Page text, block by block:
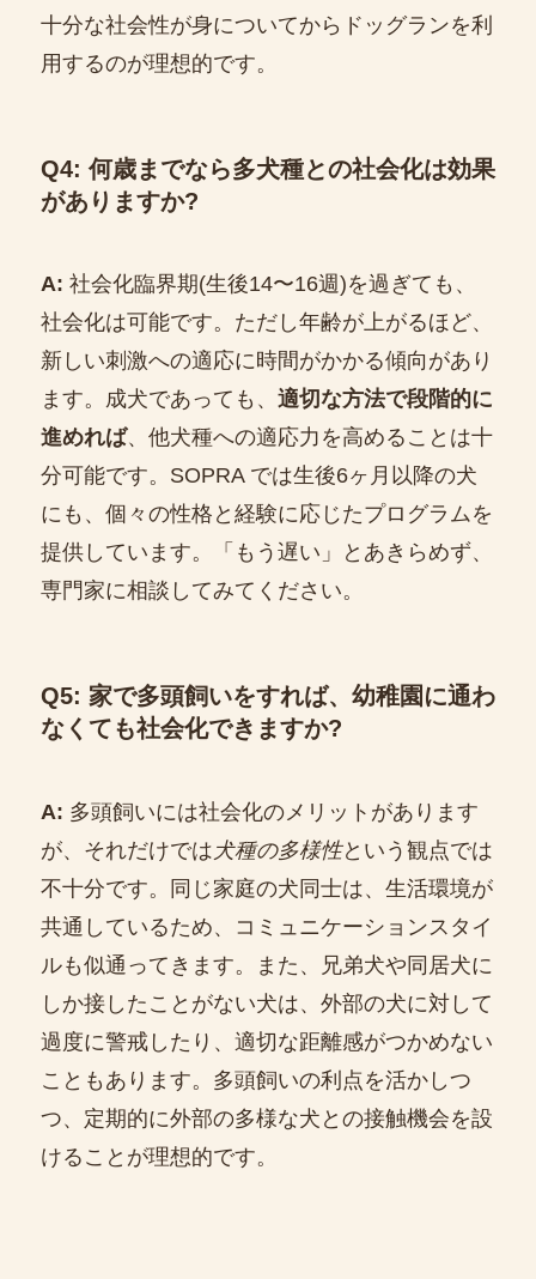
十分な社会性が身についてからドッグランを利
用するのが理想的です。
Q4: 何歳までなら多犬種との社会化は効果
がありますか?
A: 社会化臨界期(生後14〜16週)を過ぎても、
社会化は可能です。ただし年齢が上がるほど、
新しい刺激への適応に時間がかかる傾向があり
ます。成犬であっても、 適切な方法で段階的に
進めれば、他犬種への適応力を高めることは十
分可能です。SOPRA では生後6ヶ月以降の犬
にも、個々の性格と経験に応じたプログラムを
提供しています。「もう遅い」とあきらめず、
専門家に相談してみてください。
Q5: 家で多頭飼いをすれば、幼稚園に通わ
なくても社会化できますか?
A: 多頭飼いには社会化のメリットがあります
が、それだけでは 犬種の多様性という観点では
不十分です。同じ家庭の犬同士は、生活環境が
共通しているため、コミュニケーションスタイ
ルも似通ってきます。また、兄弟犬や同居犬に
しか接したことがない犬は、外部の犬に対して
過度に警戒したり、適切な距離感がつかめない
こともあります。多頭飼いの利点を活かしつ
つ、定期的に外部の多様な犬との接触機会を設
けることが理想的です。